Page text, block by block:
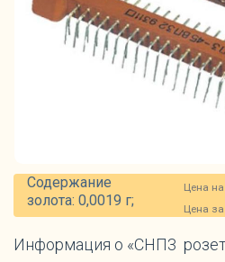
Содержание
золота: 0,0019 г;
Цена
Цена
Информация о «СНП3